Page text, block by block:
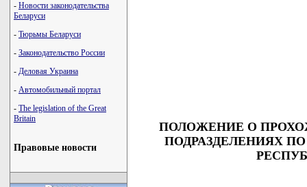
- Новости законодательства
Беларуси
- Тюрьмы Беларуси
- Законодательство России
- Деловая Украина
- Автомобильный портал
- The legislation of the Great
Britain
Правовые новости
ПОЛОЖЕНИЕ О
ПОДРАЗДЕЛЕНИЯХ